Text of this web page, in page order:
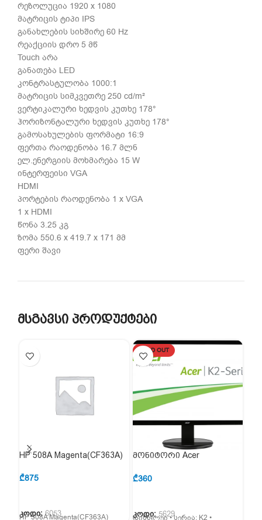
რეზოლუცია 1920 x 1080
მატრიცის ტიპი IPS
განახლების სიხშირე 60 Hz
რეაქციის დრო 5 მწ
Touch არა
განათება LED
კონტრასტულობა 1000:1
მატრიცის სიმკვეთრე 250 cd/m²
ვერტიკალური ხედვის კუთხე 178°
ჰორიზონტალური ხედვის კუთხე 178°
გამოსახულების ფორმატი 16:9
ფერთა რაოდენობა 16.7 მლნ
ელ.ენერგიის მოხმარება 15 W
ინტერფეისი VGA
HDMI
პორტების რაოდენობა 1 x VGA
1 x HDMI
წონა 3.25 კგ
ზომა 550.6 x 419.7 x 171 მმ
ფერი შავი
მსგავსი პროდუქტები
HP 508A Magenta(CF363A)
₾875
კოდი:6053
HP 508A Magenta(CF363A)
SOLD OUT
მონიტორი Acer
(UM.IX3EE.A01)
₾360
კოდი: 5629
დისფლეი • სერია: K2 •